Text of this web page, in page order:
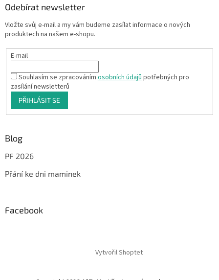
Odebírat newsletter
Vložte svůj e-mail a my vám budeme zasílat informace o nových
produktech na našem e-shopu.
E-mail
Souhlasím se zpracovánímosobních údajůpotřebných pro
zasílání newsletterů
PŘIHLÁSIT SE
Blog
PF 2026
Přání ke dni maminek
Facebook
Vytvořil Shoptet